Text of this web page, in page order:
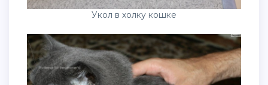
Укол в холку кошке